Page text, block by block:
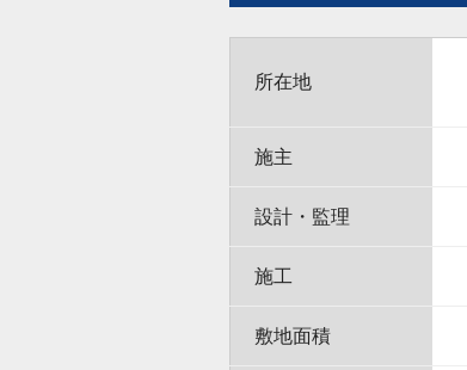
所在地
施主
設計・監理
施工
敷地面積